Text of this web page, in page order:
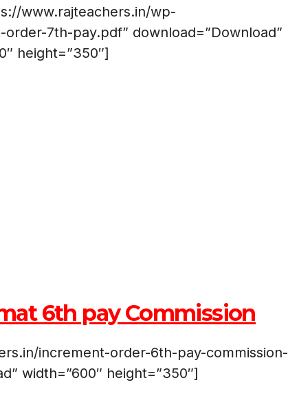
www.rajteachers.in/wp-
7th-pay.pdf” download=”Download”
height=”350″]
6th pay Commission
increment-order-6th-pay-commission-
width=”600″ height=”350″]